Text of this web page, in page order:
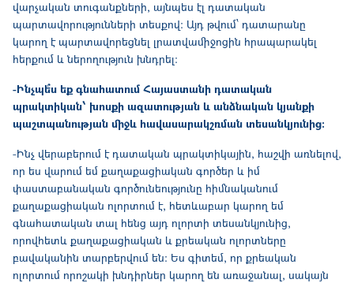
վարչական տուգանքների, այնպես էլ դատական
պարտավորությունների տեսքով։ Այդ թվում՝ դատարանը
կարող է պարտավորեցնել լրատվամիջոցին հրապարակել
հերքում և ներողություն խնդրել։
-Ինչպե՞ս եք գնահատում Հայաստանի դատական
պրակտիկան՝ խոսքի ազատության և անձնական կյանքի
պաշտպանության միջև հավասարակշռման տեսանկյունից։
-Ինչ վերաբերում է դատական պրակտիկային, հաշվի առնելով,
որ ես վարում եմ քաղաքացիական գործեր և իմ
փաստաբանական գործունեությունը հիմնականում
քաղաքացիական ոլորտում է, հետևաբար կարող եմ
գնահատական տալ հենց այդ ոլորտի տեսանկյունից,
որովհետև քաղաքացիական և քրեական ոլորտները
բավականին տարբերվում են։ Ես գիտեմ, որ քրեական
ոլորտում որոշակի խնդիրներ կարող են առաջանալ, սակայն